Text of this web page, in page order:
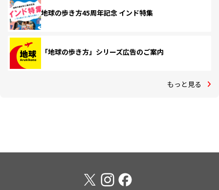
地球の歩き方45周年記念 インド特集
「地球の歩き方」シリーズ広告のご案内
もっと見る